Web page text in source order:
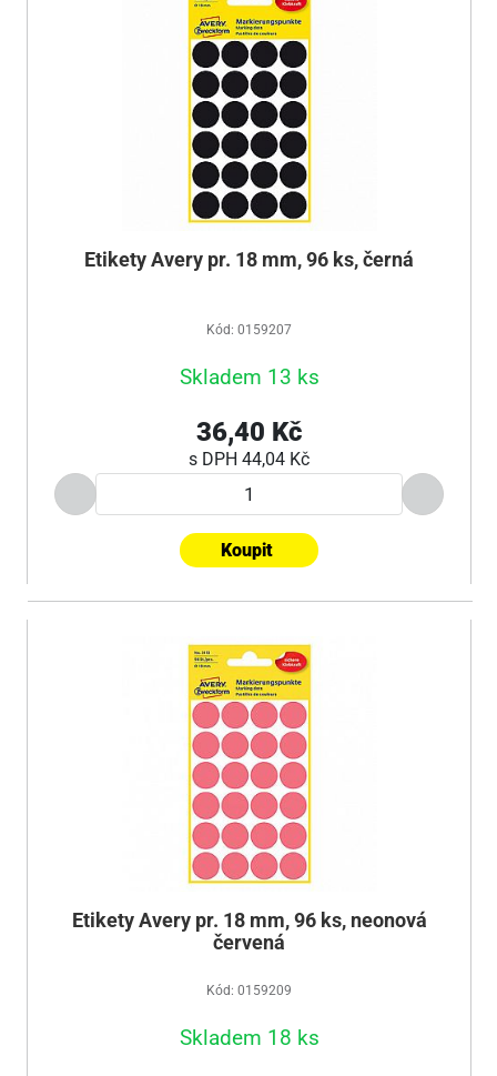
Etikety Avery pr. 18 mm, 96 ks, černá
Kód: 0159207
Skladem 13 ks
36,40 Kč
s DPH 44,04 Kč
Koupit
Etikety Avery pr. 18 mm, 96 ks, neonová
červená
Kód: 0159209
Skladem 18 ks